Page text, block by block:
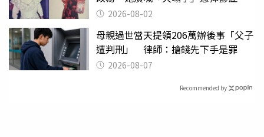
2026-08-02
母親過世當天提領206萬辦後事「父子
遭判刑」 律師：搶錢先下手是罪
2026-08-07
Recommended by